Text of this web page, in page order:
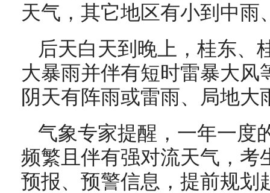
天气，其它地区有小到中雨
后天白天到晚上，桂东、
大暴雨并伴有短时雷暴大风
阴天有阵雨或雷雨、局地大
气象专家提醒，一年一度
频繁且伴有强对流天气，考
预报、预警信息，提前规划